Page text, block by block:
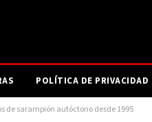
POLÍTICA DE PRIVACIDAD
de sarampión autóctono desde 1995